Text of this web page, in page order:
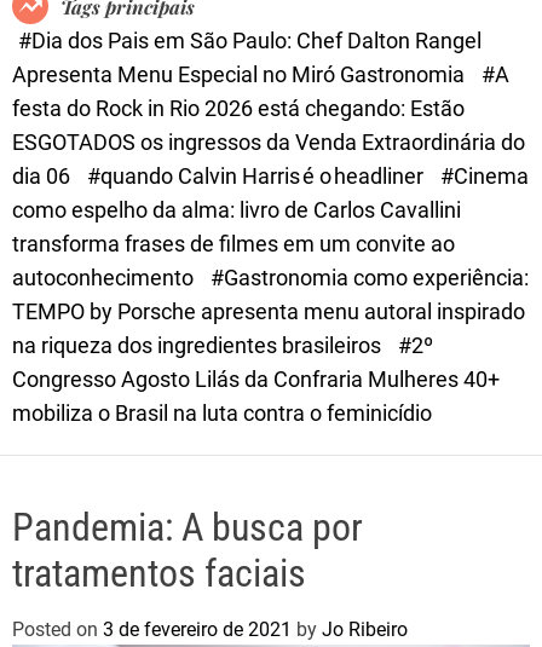
e
Tags principais
#Dia dos Pais em São Paulo: Chef Dalton Rangel
Apresenta Menu Especial no Miró Gastronomia
#A
festa do Rock in Rio 2026 está chegando: Estão
ESGOTADOS os ingressos da Venda Extraordinária do
dia 06
#quando Calvin Harris é o headliner
#Cinema
como espelho da alma: livro de Carlos Cavallini
transforma frases de filmes em um convite ao
autoconhecimento
#Gastronomia como experiência:
TEMPO by Porsche apresenta menu autoral inspirado
na riqueza dos ingredientes brasileiros
#2º
Congresso Agosto Lilás da Confraria Mulheres 40+
mobiliza o Brasil na luta contra o feminicídio
Pandemia: A busca por
tratamentos faciais
Posted on 3 de fevereiro de 2021 by Jo Ribeiro